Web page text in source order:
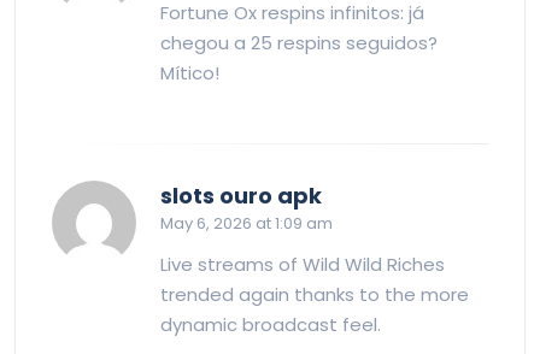
Fortune Ox respins infinitos: já
chegou a 25 respins seguidos?
Mítico!
slots ouro apksays:
May 6, 2026 at 1:09 am
Live streams of Wild Wild Riches
trended again thanks to the more
dynamic broadcast feel.